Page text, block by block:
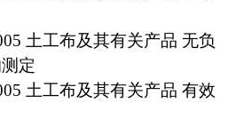
土工布及其有关产品 无负
定
土工布及其有关产品 有效